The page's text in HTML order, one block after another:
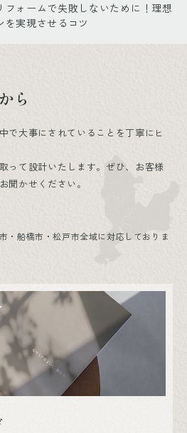
フォームで失敗しないために！理想
を実現させるコツ
ら
で大事にされていることを丁寧にヒ
って設計いたします。ぜひ、お客様
聞かせください。
・船橋市・松戸市全域に対応しておりま